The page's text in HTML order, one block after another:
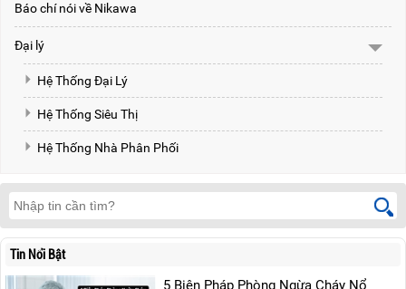
Báo chí nói về Nikawa
Đại lý
Hệ Thống Đại Lý
Hệ Thống Siêu Thị
Hệ Thống Nhà Phân Phối
Tin Nổi Bật
5 Biện Pháp Phòng Ngừa Cháy Nổ